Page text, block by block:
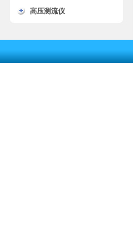
高压测流仪